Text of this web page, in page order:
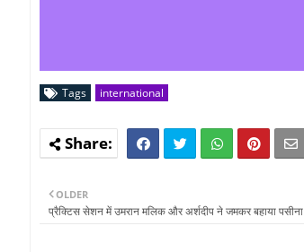
Tags international
OLDER
प्रैक्टिस सेशन में उमरान मलिक और अर्शदीप ने जमकर बहाया पसीना